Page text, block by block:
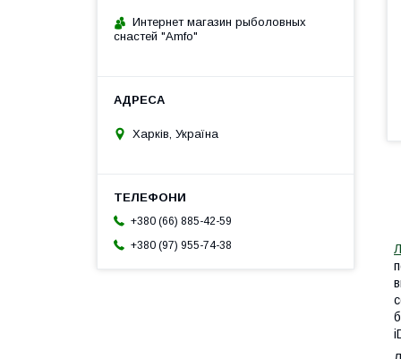
Интернет магазин рыболовных
снастей "Amfo"
Харків, Україна
+380 (66) 885-42-59
+380 (97) 955-74-38